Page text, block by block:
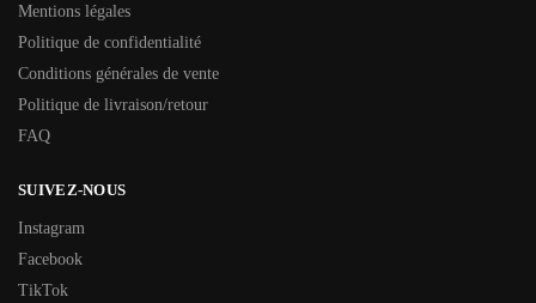
Mentions légales
Politique de confidentialité
Conditions générales de vente
Politique de livraison/retour
FAQ
SUIVEZ-NOUS
Instagram
Facebook
TikTok